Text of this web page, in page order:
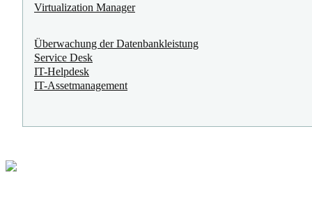
Virtualization Manager
Überwachung der Datenbankleistung
Service Desk
IT-Helpdesk
IT-Assetmanagement